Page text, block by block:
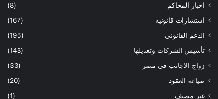
اخبار المحاكم
(8)
استشارات قانونيه
(167)
الدعم القانوني
(196)
تأسيس الشركات وتعديلها
(148)
زواج الاجانب في مصر
(33)
صياغة العقود
(20)
غير مصنف
(1)